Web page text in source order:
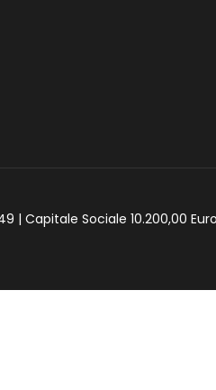
| Capitale Sociale 10.200,00 Euro